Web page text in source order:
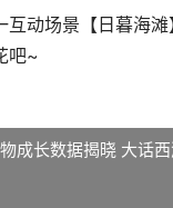
场景【日暮海滩
吧~
物成长数据揭晓 大话